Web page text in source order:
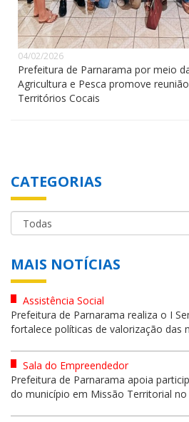
04/02/2026
Prefeitura de Parnarama por meio
Agricultura e Pesca promove
Territórios Cocais
CATEGORIAS
MAIS NOTÍCIAS
Assistência Social
Prefeitura de Parnarama realiza o I
fortalece políticas de valorização das
Sala do Empreendedor
Prefeitura de Parnarama apoia
do município em Missão Territorial no